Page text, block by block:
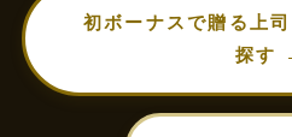
初ボーナスで贈る上
探す